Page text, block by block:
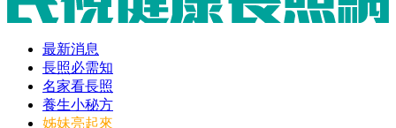
最新消息
長照必需知
名家看長照
養生小秘方
姊妹亮起來